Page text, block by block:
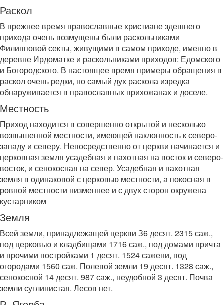
Раскол
В прежнее время православные христиане здешнего
прихода очень возмущены были раскольниками
Филипповой секты, живущими в самом приходе, именно в
деревне Ирдоматке и раскольниками приходов: Едомского
и Богородского. В настоящее время примеры обращения в
раскол очень редки, но самый дух раскола изредка
обнаруживается в православных прихожанах и доселе.
Местность
Приход находится в совершенно открытой и несколько
возвышенной местности, имеющей наклонность к северо-
западу и северу. Непосредственно от церкви начинается и
церковная земля усадебная и пахотная на восток и северо-
восток, и сенокосная на север. Усадебная и пахотная
земля в одинаковой с церковью местности, а покосная в
ровной местности низменнее и с двух сторон окружена
кустарником
Земля
Всей земли, принадлежащей церкви З6 десят. 2315 саж.,
под церковью и кладбищами 1716 саж., под домами причта
и прочими постройками 1 десят. 1524 сажени, под
огородами 1560 саж. Полевой земли 19 десят. 1328 саж.,
сенокосной 14 десят. 987 саж., неудобной 3 десят. Почва
земли суглинистая. Лесов нет.